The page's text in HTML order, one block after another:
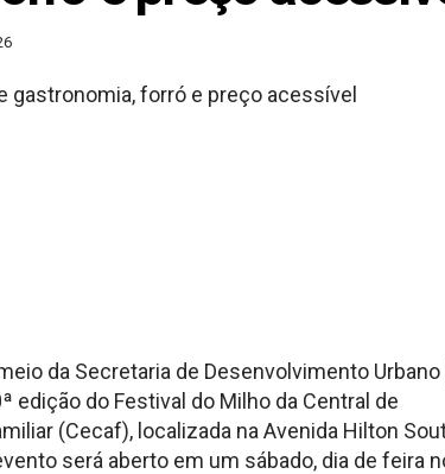
da Secretaria de Desenvolvimento Urbano
edição do Festival do Milho da Central de
(Cecaf), localizada na Avenida Hilton
será aberto em um sábado, dia de feira